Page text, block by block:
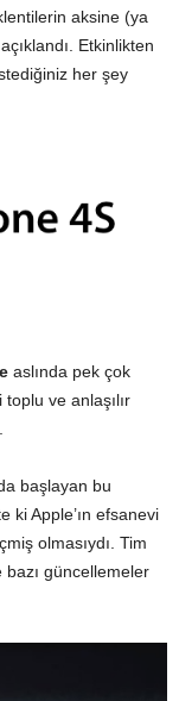
aksine (ya
açıklandı. Etkinlikten
her şey
aslında pek çok
ve anlaşılır
başlayan bu
ki Apple’ın efsanevi
olmasıydı. Tim
güncellemeler